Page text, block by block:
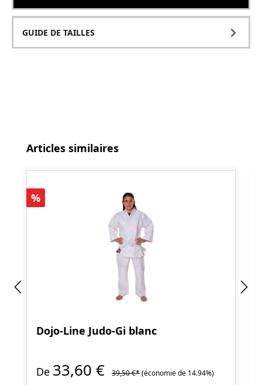
GUIDE DE TAILLES
Ignorer la galerie de produits
Articles similaires
Réduction
%
Dojo-Line Judo-Gi blanc
De 33,60 € 39,50 €*(économie de 14.94%)